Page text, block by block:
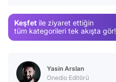
Keşfet ile ziyaret ettiğin
tüm kategorileri tek akışta gör!
Yasin Arslan
Onedio Editörü